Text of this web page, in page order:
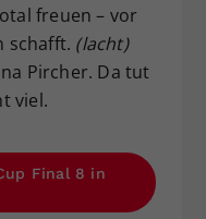
freuen – vor
schafft. (lacht)
Pircher. Da tut
viel.
Final 8 in